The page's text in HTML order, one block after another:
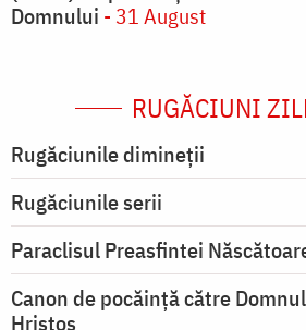
Domnului - 31 August
RUGĂCIUNI
Rugăciunile dimineții
Rugăciunile serii
Paraclisul Preasfintei
Canon de pocăință către
Hristos